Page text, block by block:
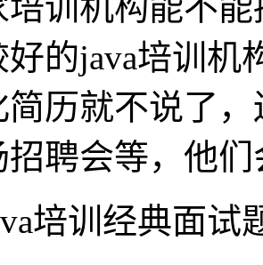
培训机构能不
好的java培训机
简历就不说了
招聘会等，他
培训经典面试